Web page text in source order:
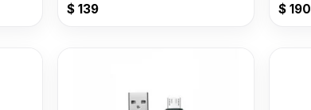
$139
$ 190